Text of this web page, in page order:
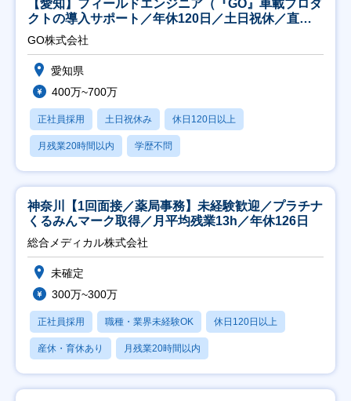
【愛知】フィールドエンジニア（『GO』車載プロダ
クトの導入サポート／年休120日／土日祝休／直行
直帰
GO株式会社
愛知県
400万~700万
正社員採用 土日祝休み 休日120日以上
月残業20時間以内 学歴不問
神奈川【1回面接／薬局事務】未経験歓迎／プラチナ
くるみんマーク取得／月平均残業13h／年休126日
総合メディカル株式会社
未確定
300万~300万
正社員採用 職種・業界未経験OK 休日120日以上
産休・育休あり 月残業20時間以内